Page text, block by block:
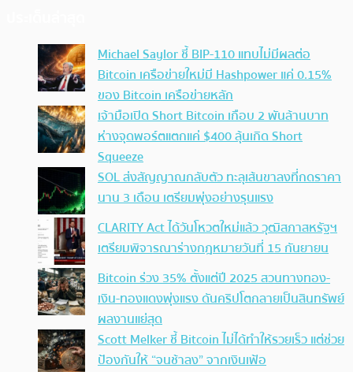
Michael Saylor ชี้ BIP-110 แทบไม่มีผลต่อ
Bitcoin เครือข่ายใหม่มี Hashpower แค่ 0.15%
ของ Bitcoin เครือข่ายหลัก
เจ้ามือเปิด Short Bitcoin เกือบ 2 พันล้านบาท
ห่างจุดพอร์ตแตกแค่ $400 ลุ้นเกิด Short
Squeeze
SOL ส่งสัญญาณกลับตัว ทะลุเส้นขาลงที่กดราคา
นาน 3 เดือน เตรียมพุ่งอย่างรุนแรง
CLARITY Act ได้วันโหวตใหม่แล้ว วุฒิสภาสหรัฐฯ
เตรียมพิจารณาร่างกฎหมายวันที่ 15 กันยายน
Bitcoin ร่วง 35% ตั้งแต่ปี 2025 สวนทางทอง-
เงิน-ทองแดงพุ่งแรง ดันคริปโตกลายเป็นสินทรัพย์
ผลงานแย่สุด
Scott Melker ชี้ Bitcoin ไม่ได้ทำให้รวยเร็ว แต่ช่วย
ป้องกันให้ “จนช้าลง” จากเงินเฟ้อ